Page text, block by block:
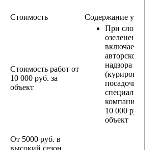
Стоимость Содержание услуги
Стоимость работ от
10 000 руб. за
объект
При сложном
озеленении
включаем
авторского
надзора
(курирование
посадочных
специалистом
компании) —
10 000 руб. за
объект
От 5000 руб. в
высокий сезон